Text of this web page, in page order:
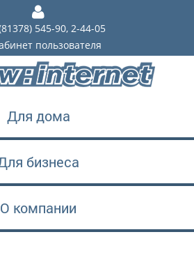
545-90, 2-44-05
пользователя
Для дома
бизнеса
О компании